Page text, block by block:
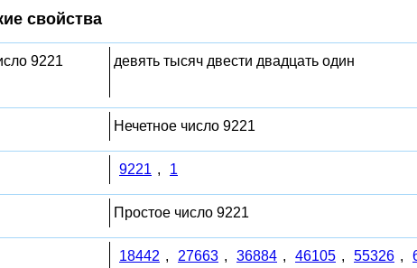
свойства
9221
девять тысяч двести двадцать один
Нечетное число 9221
9221 , 1
Простое число 9221
18442 , 27663 , 36884 , 46105 , 55326 ,